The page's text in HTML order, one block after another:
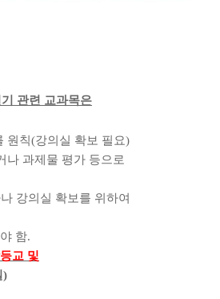
기 관련 교과목은
원칙(강의실 확보 필요)
나 과제물 평가 등으로
강의실 확보를 위하여
함.
교 및
)